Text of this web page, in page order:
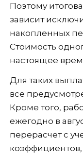
Поэтому
зависит
накопленных
Стоимость
настоящее
Для таких
все
Кроме того,
ежегодно в
перерасчет с
коэффициентов,